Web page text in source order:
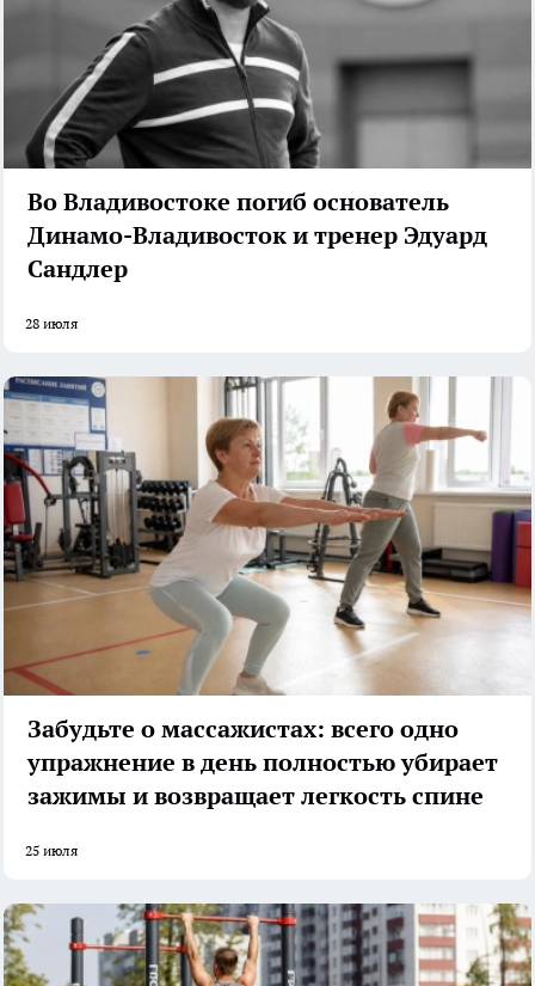
Во Владивостоке погиб основатель
Динамо-Владивосток и тренер Эдуард
Сандлер
28 июля
Забудьте о массажистах: всего одно
упражнение в день полностью убирает
зажимы и возвращает легкость спине
25 июля